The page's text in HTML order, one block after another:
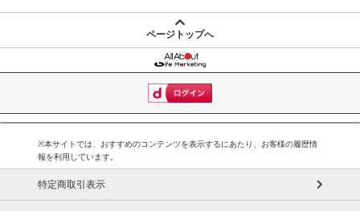
ページトップへ
※本サイトでは、おすすめのコンテンツを表示するにあたり、お客様の履歴情
報を利用しています。
特定商取引表示